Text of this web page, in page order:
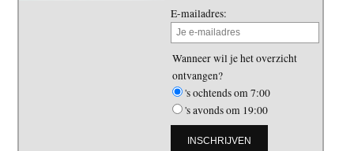
E-mailadres:
Wanneer wil je het overzicht
ontvangen?
's ochtends om 7:00
's avonds om 19:00